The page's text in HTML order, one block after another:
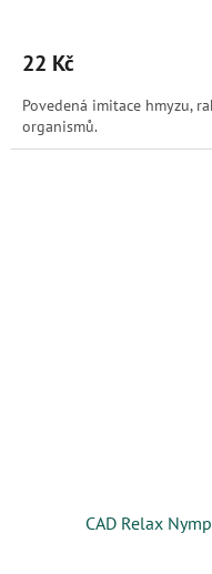
22 Kč
Povedená imitace hmyzu,
organismů.
CAD Relax